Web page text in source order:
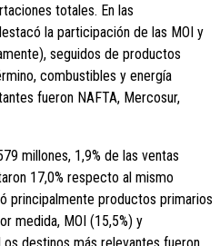
totales. En las
la participación de las MOI y
seguidos de productos
combustibles y energía
fueron NAFTA, Mercosur,
millones, 1,9% de las ventas
17,0% respecto al mismo
principalmente productos primarios
medida, MOI (15,5%) y